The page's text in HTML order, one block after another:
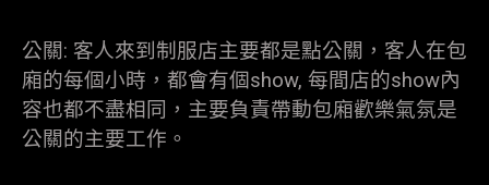
公關: 客人來到制服店主要都是點公關，客人在包
廂的每個小時，都會有個show, 每間店的show內
容也都不盡相同，主要負責帶動包廂歡樂氣氛是
公關的主要工作。